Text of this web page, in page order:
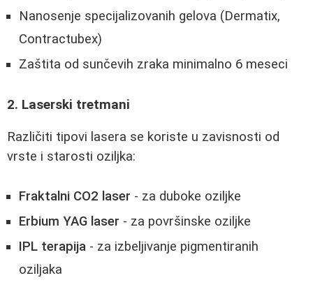
Nanosenje specijalizovanih gelova (Dermatix,
Contractubex)
Zaštita od sunčevih zraka minimalno 6 meseci
2. Laserski tretmani
Različiti tipovi lasera se koriste u zavisnosti od
vrste i starosti oziljka:
Fraktalni CO2 laser - za duboke oziljke
Erbium YAG laser - za površinske oziljke
IPL terapija - za izbeljivanje pigmentiranih
oziljaka